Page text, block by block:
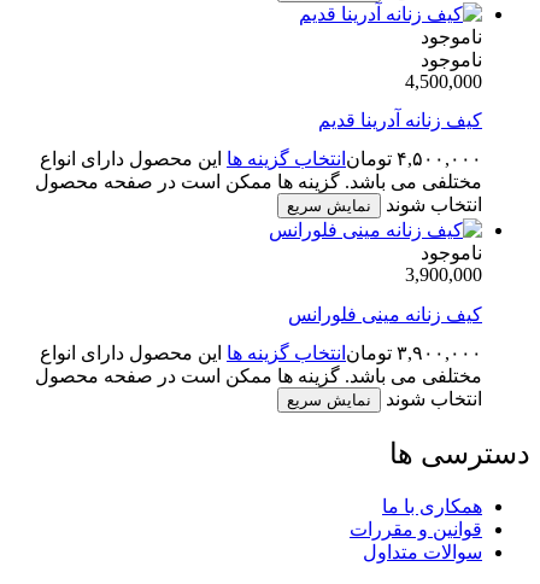
ناموجود
ناموجود
4,500,000
کیف زنانه آدرینا قدیم
۴,۵۰۰,۰۰۰ تومانانتخاب گزینه ها این محصول دارای انواع
مختلفی می باشد. گزینه ها ممکن است در صفحه محصول
انتخاب شوند نمایش سریع
ناموجود
3,900,000
کیف زنانه مینی فلورانس
۳,۹۰۰,۰۰۰ تومانانتخاب گزینه ها این محصول دارای انواع
مختلفی می باشد. گزینه ها ممکن است در صفحه محصول
انتخاب شوند نمایش سریع
ها
همکاری با ما
قوانین و مقررات
سوالات متداول